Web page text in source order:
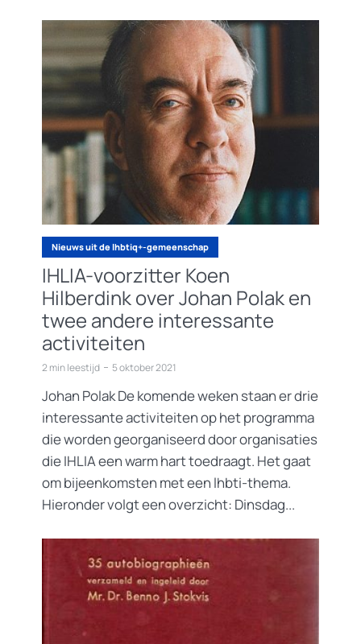
Nieuws uit de lhbtiq+-gemeenschap
IHLIA-voorzitter Koen
Hilberdink over Johan Polak en
twee andere interessante
activiteiten
2 min leestijd 5 oktober 2021
Johan Polak De komende weken staan er drie
interessante activiteiten op het programma
die worden georganiseerd door organisaties
die IHLIA een warm hart toedraagt. Het gaat
om bijeenkomsten met een lhbti-thema.
Hieronder volgt een overzicht: Dinsdag...